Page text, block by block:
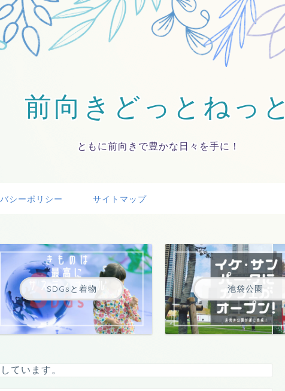
前向きどっとねっと
ともに前向きで豊かな日々を手に！
シーポリシー サイトマップ
SDGsと着物 池袋公園
ています。